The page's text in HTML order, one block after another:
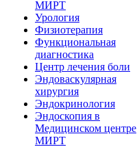
МИРТ
Урология
Физиотерапия
Функциональная
диагностика
Центр лечения боли
Эндоваскулярная
хирургия
Эндокринология
Эндоскопия в
Медицинском центре
МИРТ